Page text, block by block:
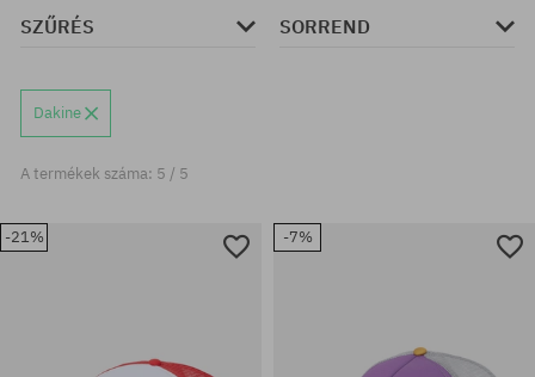
SZŰRÉS SORREND
Dakine
A termékek száma: 5 / 5
-21% -7%